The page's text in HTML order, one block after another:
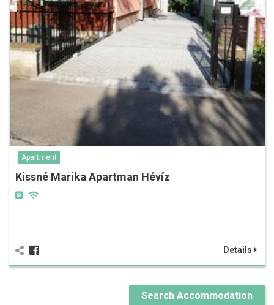
Apartment
Kissné Marika Apartman Hévíz
Details
Search Accommodation